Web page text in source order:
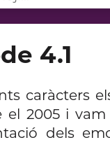
4.1
caràcters
el 2005 i
dels